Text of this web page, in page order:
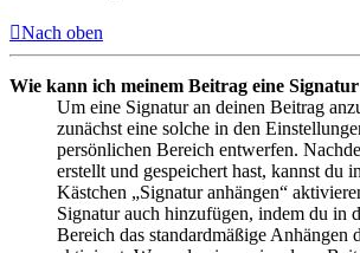
Nach oben
Wie kann ich meinem Beitrag eine
Um eine Signatur an deinen Beitrag
zunächst eine solche in den
persönlichen Bereich entwerfen.
erstellt und gespeichert hast, kannst du
Kästchen „Signatur anhängen“
Signatur auch hinzufügen, indem du in
Bereich das standardmäßige Anhängen